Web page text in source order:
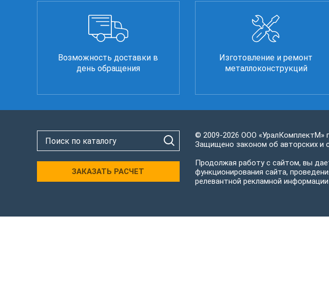
Возможность доставки в
день обращения
Изготовление и ремонт
металлоконструкций
ЗАКАЗАТЬ РАСЧЕТ
© 2009-2026 ООО «УралКомплектМ»
Защищено законом об авторских и
Продолжая работу с сайтом, вы
функционирования сайта,
релевантной рекламной